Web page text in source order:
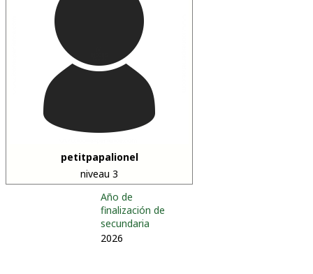
petitpapalionel
niveau 3
Año de
finalización de
secundaria
2026